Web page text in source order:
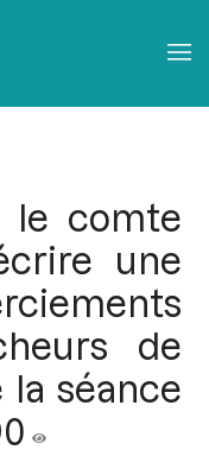
le comte
une
de
la séance